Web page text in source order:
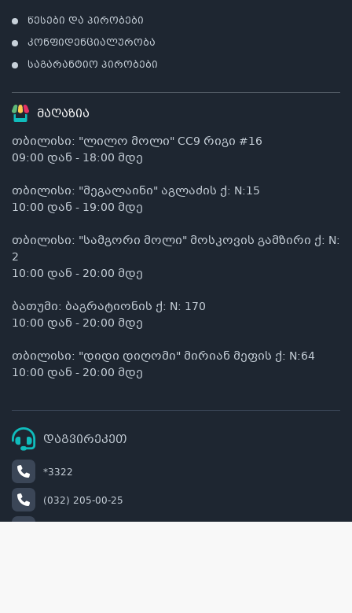
წესები და პირობები
კონფიდენციალურობა
საგარანტიო პირობები
მაღაზია
თბილისი: "ლილო მოლი" CC9 რიგი #16
09:00 დან - 18:00 მდე
თბილისი: "მეგალაინი" აგლაძის ქ: N:15
10:00 დან - 19:00 მდე
თბილისი: "სამგორი მოლი" მოსკოვის გამზირი ქ: N:
2
10:00 დან - 20:00 მდე
ბათუმი: ბაგრატიონის ქ: N: 170
10:00 დან - 20:00 მდე
თბილისი: "დიდი დიღომი" მირიან მეფის ქ: N:64
10:00 დან - 20:00 მდე
დაგვირეკეთ
*3322
(032) 205-00-25